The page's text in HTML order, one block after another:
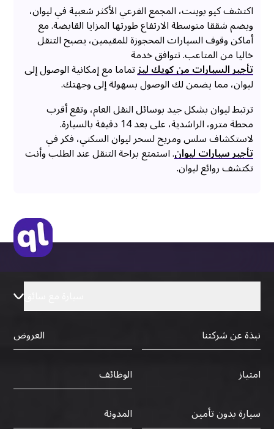
اكتشف كيو بوينت، المجمع الفرعي الأكثر شعبية في ليوان،
ويضم شققا متوسطة الارتفاع طورتها المزايا القابضة. مع
أماكن وقوف السيارات المحجوزة للمقيمين، يصبح التنقل
خاليا من المتاعب. تتوافق خدمة
تأجير السيارات من كويك ليزتماما مع إمكانية الوصول إلى
ليوان، مما يضمن لك الوصول بسهولة إلى وجهتك.
ترتبط ليوان بشكل جيد بوسائل النقل العام، وتقع أقرب
محطة مترو، الراشدية، على بعد 14 دقيقة بالسيارة.
لاستكشاف سلس ومريح لسحر ليوان السكني، فكر في
تأجير سيارات ليوان. استمتع براحة التنقل عند الطلب وأنت
تكتشف روائع ليوان.
نبذة عن شركتنا
العروض
امتياز
الوظائف
سيارة بدون تأمين
المدونة